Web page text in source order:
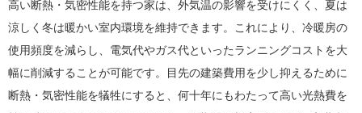
高い断熱・気密性能を持つ家は、外気温の影響を受けにくく、夏は
涼しく冬は暖かい室内環境を維持できます。これにより、冷暖房の
使用頻度を減らし、電気代やガス代といったランニングコストを大
幅に削減することが可能です。目先の建築費用を少し抑えるために
断熱・気密性能を犠牲にすると、何十年にもわたって高い光熱費を